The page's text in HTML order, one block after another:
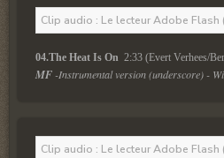
Clip audio : Le lecteur Adobe
04.The Heat Is On 2:33 (Evert Verhees/
MF -Instrumental version (underscore) -
Clip audio : Le lecteur Adobe